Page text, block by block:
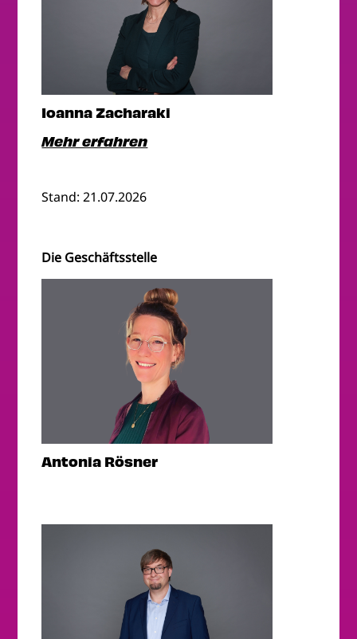
Ioanna Zacharaki
Mehr erfahren
Stand: 21.07.2026
Die Geschäftsstelle
Antonia Rösner